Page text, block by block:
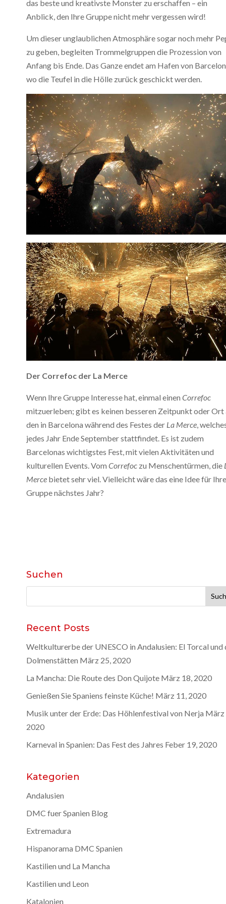
das beste und kreativste Monster zu erschaffen – ein
Anblick, den Ihre Gruppe nicht mehr vergessen wird!
Um dieser unglaublichen Atmosphäre sogar noch mehr
zu geben, begleiten Trommelgruppen die Prozession von
Anfang bis Ende. Das Ganze endet am Hafen von
wo die Teufel in die Hölle zurück geschickt werden.
Der Correfoc der La Merce
Wenn Ihre Gruppe Interesse hat, einmal einen Correfoc
mitzuerleben; gibt es keinen besseren Zeitpunkt oder Ort
den in Barcelona während des Festes der La Merce ,
jedes Jahr Ende September stattfindet. Es ist zudem
Barcelonas wichtigstes Fest, mit vielen Aktivitäten und
kulturellen Events. Vom Correfoc zu Menschentürmen, die
Merce bietet sehr viel. Vielleicht wäre das eine Idee für Ihre
Gruppe nächstes Jahr?
Suchen
nach:
Recent Posts
Weltkulturerbe der UNESCO in Andalusien: El Torcal und
Dolmenstätten März 25, 2020
La Mancha: Die Route des Don Quijote März 18, 2020
Genießen Sie Spaniens feinste Küche! März 11, 2020
Musik unter der Erde: Das Höhlenfestival von Nerja März
2020
Karneval in Spanien: Das Fest des Jahres Feber 19, 2020
Kategorien
Andalusien
DMC fuer Spanien Blog
Extremadura
Hispanorama DMC Spanien
Kastilien und La Mancha
Kastilien und Leon
Katalonien